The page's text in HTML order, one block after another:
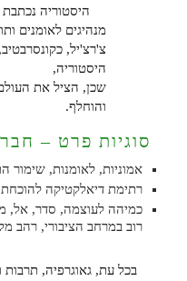
היסטוריה נכתבת
מנהיגים לאומנים
צ'רצ'יל,
היסטוריה,
שכן, הציל את העולם
והוחלף.
סוגיות פרט –
אמוניות, לאומנות, שימור
רתימת דיאלקטיקה
כמיהה לעוצמה, סדר, אל,
רוב במרחב הציבורי, רהב
בכל עת, גאוגרפיה,